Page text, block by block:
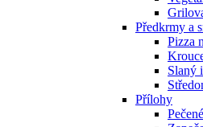
Předkrmy a
Pizza
Slaný
Přílohy